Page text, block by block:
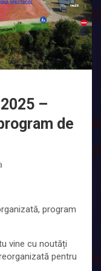
–
de
program
vine cu noutăți
pentru